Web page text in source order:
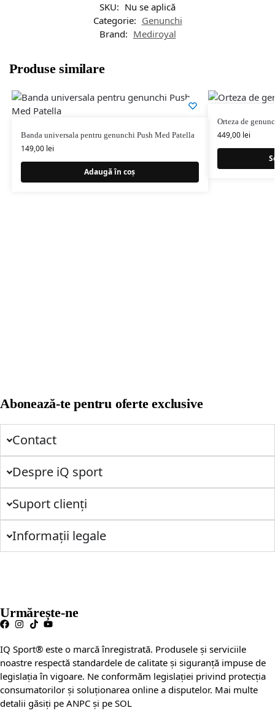
SKU: Nu se aplică
Categorie: Genunchi
Brand: Mediroyal
Produse similare
Banda universala pentru genunchi Push Med Patella
149,00 lei
Adaugă în coș
Orteza de
449,00 lei
Abonează-te pentru oferte exclusive
Contact
Despre iQ sport
Suport clienți
Informații legale
Urmărește-ne
IQ Sport® este o marcă înregistrată. Produsele și serviciile
noastre respectă standardele de calitate și siguranță impuse de
legislația în vigoare. Ne conformăm legislației privind protecția
consumatorilor și soluționarea online a disputelor. Mai multe
detalii găsiți pe ANPC și pe SOL